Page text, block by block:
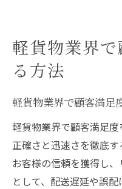
軽貨物業界
る方法
軽貨物業界で顧客満足
軽貨物業界で顧客満足
正確さと迅速さを徹底
お客様の信頼を獲得し
として、配送遅延や誤